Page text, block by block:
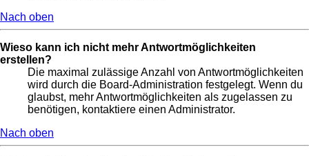
Nach oben
Wieso kann ich nicht mehr Antwortmöglichkeiten
erstellen?
Die maximal zulässige Anzahl von Antwortmöglichkeiten
wird durch die Board-Administration festgelegt. Wenn du
glaubst, mehr Antwortmöglichkeiten als zugelassen zu
benötigen, kontaktiere einen Administrator.
Nach oben